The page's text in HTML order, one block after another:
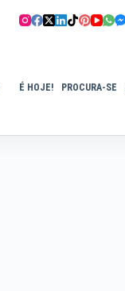
É HOJE! PROCURA-SE